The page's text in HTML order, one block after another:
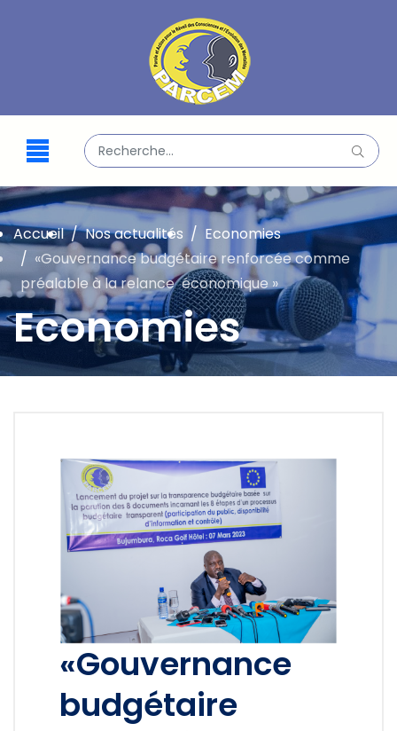
Valider
Economies
Accueil Nos actualités
Economies
«Gouvernance budgétaire renforcée comme
préalable à la relance économique »
«Gouvernance
budgétaire